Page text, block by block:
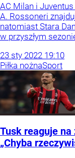
AC Milan i
A. Rossoneri
natomiast Stara
w przyszłym
23 sty 2022 19:10
Piłka nożnaSport
Tusk reaguje
„Chyba